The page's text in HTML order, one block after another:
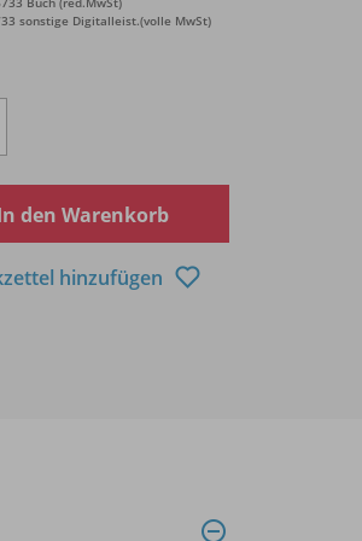
sonstige Digitalleist.(volle MwSt)
den Warenkorb
hinzufügen